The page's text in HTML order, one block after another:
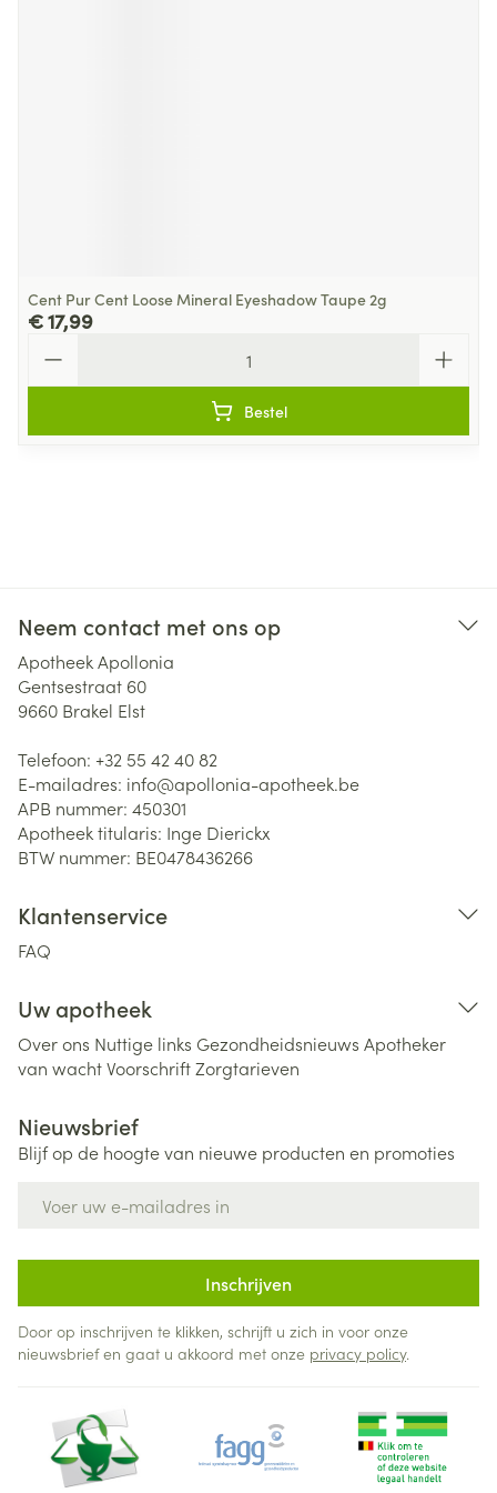
Cent Pur Cent Loose Mineral Eyeshadow Taupe 2g
€ 17,99
Bestel
Neem contact met ons op
Apotheek Apollonia
Gentsestraat 60
9660 Brakel Elst
Telefoon: +32 55 42 40 82
E-mailadres: info@apollonia-apotheek.be
APB nummer: 450301
Apotheek titularis: Inge Dierickx
BTW nummer: BE0478436266
Klantenservice
FAQ
Uw apotheek
Over ons Nuttige links Gezondheidsnieuws Apotheker
van wachtVoorschriftZorgtarieven
Nieuwsbrief
Blijf op de hoogte van nieuwe producten en promoties
Inschrijven
Door op inschrijven te klikken, schrijft u zich in voor onze
nieuwsbrief en gaat u akkoord met onze privacy policy.